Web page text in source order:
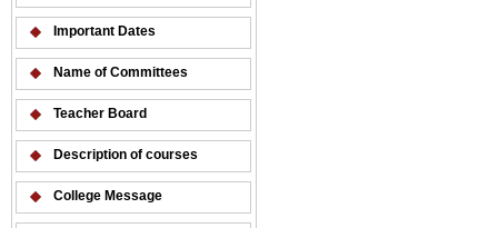
Important Dates
Name of Committees
Teacher Board
Description of courses
College Message